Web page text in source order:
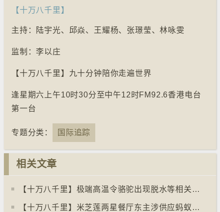
【十万八千里】
主持：陆宇光、邱焱、王耀杨、张璟莹、林咏雯
监制：李以庄
【十万八千里】九十分钟陪你走遍世界
逢星期六上午10时30分至中午12时FM92.6香港电台
第一台
专题分类： 国际追踪
相关文章
【十万八千里】极端高温令骆驼出现脱水等相关疾病
【十万八千里】米芝莲两星餐厅东主涉供应蚂蚁菜式 检方求囚一年